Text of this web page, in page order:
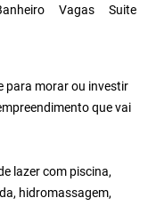
Vagas
Suite
para morar ou investir
que vai
lazer com piscina,
hidromassagem,